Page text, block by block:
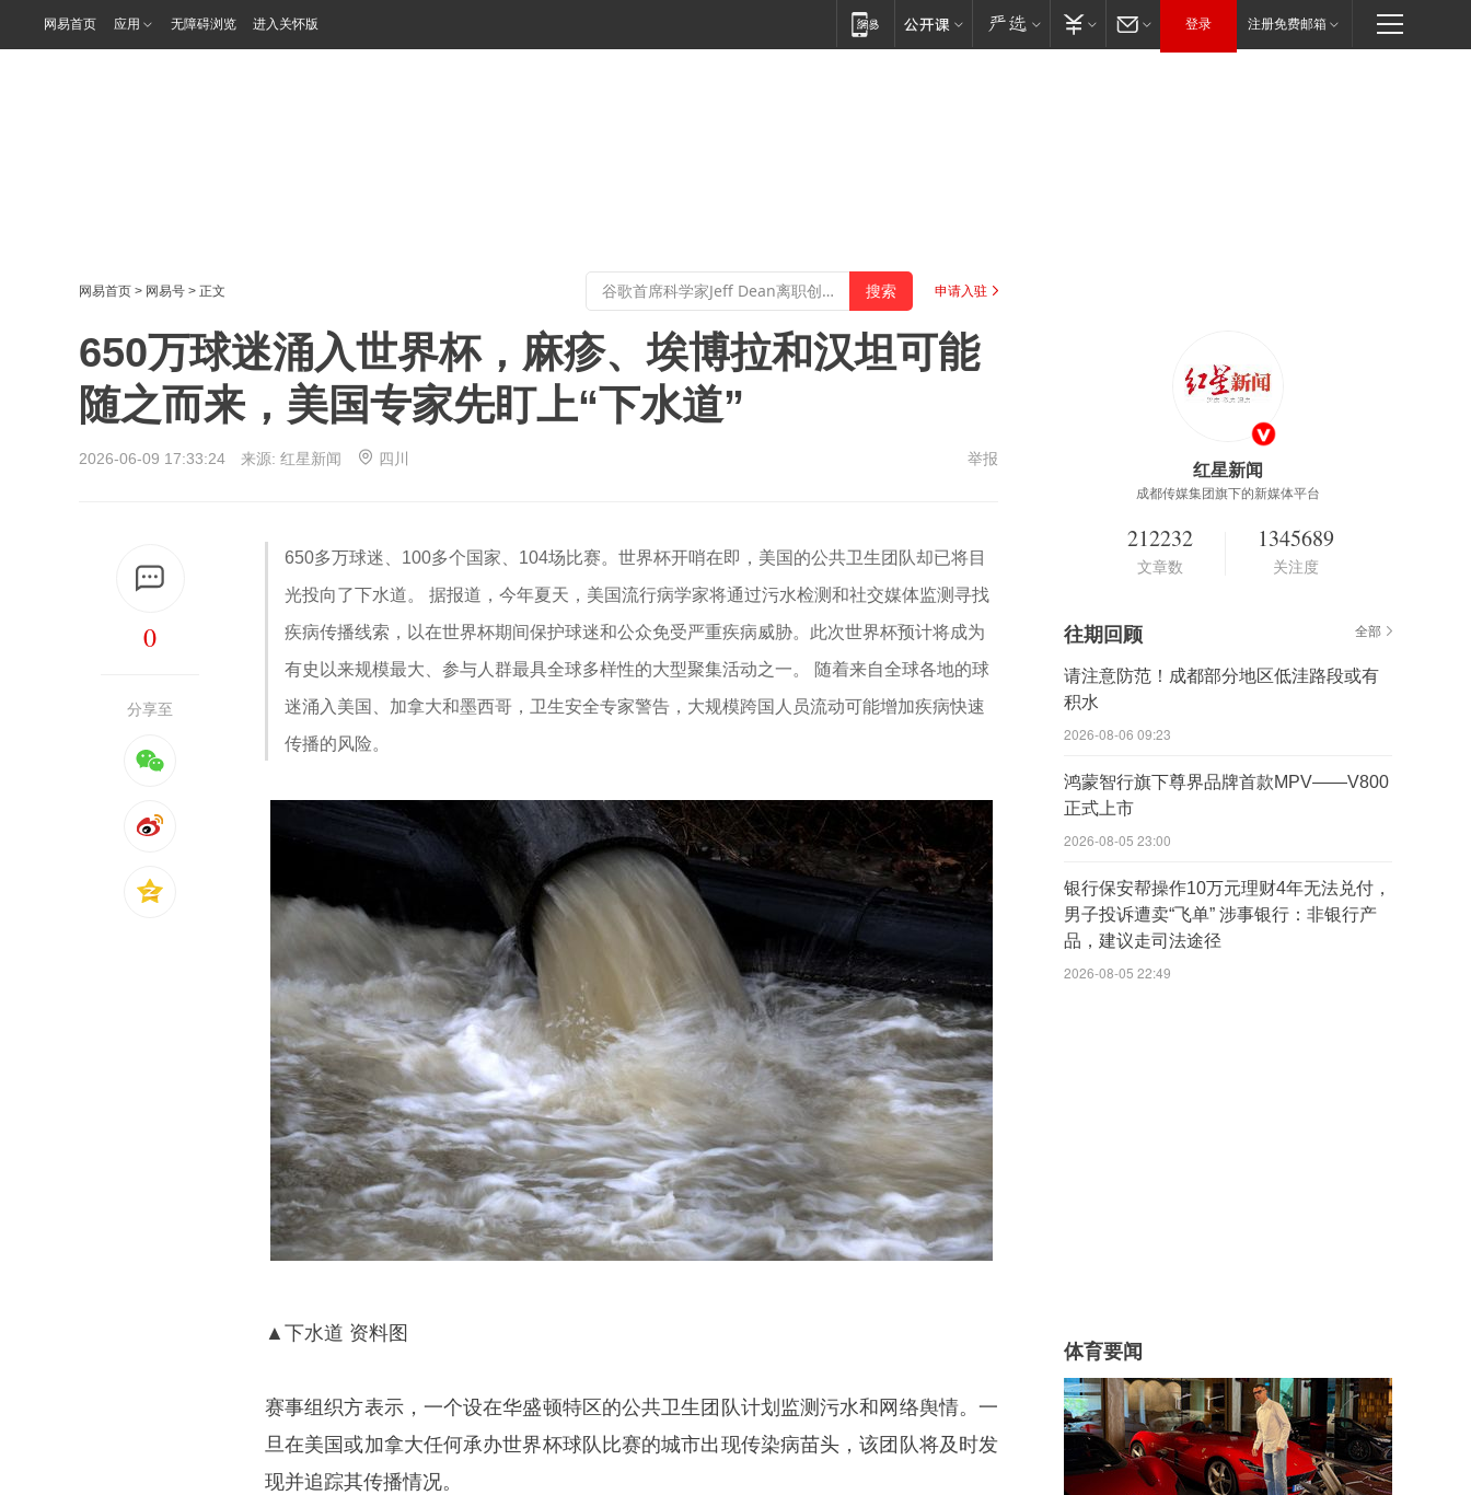
网易首页 应用 无障碍浏览 进入关怀版 登录 注册免费邮箱
网易首页 > 网易号 > 正文 申请入驻
650万球迷涌入世界杯，麻疹、埃博拉和汉坦可能
随之而来，美国专家先盯上“下水道”
2026-06-09 17:33:24 来源: 红星新闻 四川 举报
0
分享至
650多万球迷、100多个国家、104场比赛。世界杯开哨在即，美国的公共卫生团队却已将目
光投向了下水道。 据报道，今年夏天，美国流行病学家将通过污水检测和社交媒体监测寻找
疾病传播线索，以在世界杯期间保护球迷和公众免受严重疾病威胁。此次世界杯预计将成为
有史以来规模最大、参与人群最具全球多样性的大型聚集活动之一。 随着来自全球各地的球
迷涌入美国、加拿大和墨西哥，卫生安全专家警告，大规模跨国人员流动可能增加疾病快速
传播的风险。
▲下水道 资料图
赛事组织方表示，一个设在华盛顿特区的公共卫生团队计划监测污水和网络舆情。一
旦在美国或加拿大任何承办世界杯球队比赛的城市出现传染病苗头，该团队将及时发
现并追踪其传播情况。
红星新闻
成都传媒集团旗下的新媒体平台
212232
文章数
1345689
关注度
往期回顾 全部
请注意防范！成都部分地区低洼路段或有
积水
2026-08-06 09:23
鸿蒙智行旗下尊界品牌首款MPV——V800
正式上市
2026-08-05 23:00
银行保安帮操作10万元理财4年无法兑付，
男子投诉遭卖“飞单” 涉事银行：非银行产
品，建议走司法途径
2026-08-05 22:49
体育要闻